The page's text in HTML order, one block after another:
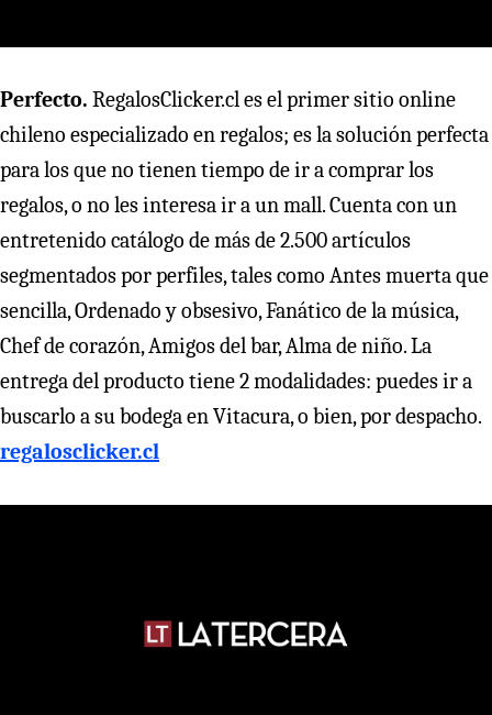
Perfecto. RegalosClicker.cl es el primer sitio online
chileno especializado en regalos; es la solución perfecta
para los que no tienen tiempo de ir a comprar los
regalos, o no les interesa ir a un mall. Cuenta con un
entretenido catálogo de más de 2.500 artículos
segmentados por perfiles, tales como Antes muerta que
sencilla, Ordenado y obsesivo, Fanático de la música,
Chef de corazón, Amigos del bar, Alma de niño. La
entrega del producto tiene 2 modalidades: puedes ir a
buscarlo a su bodega en Vitacura, o bien, por despacho.
regalosclicker.cl